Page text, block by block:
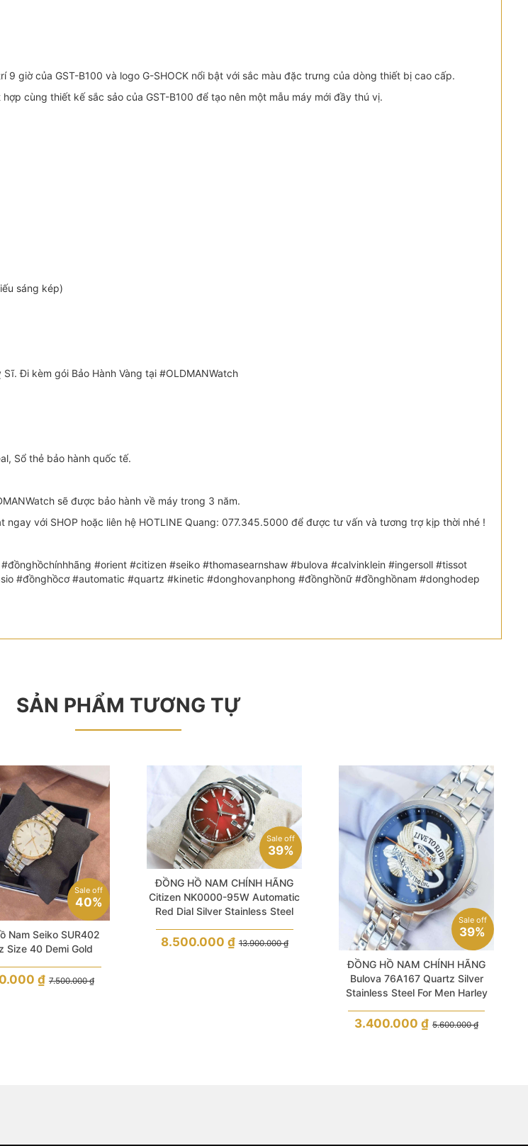
giờ của GST-B100 và logo G-SHOCK nổi bật với sắc màu đặc trưng của dòng thiết bị cao cấp.
cùng thiết kế sắc sảo của GST-B100 để tạo nên một mẫu máy mới đầy thú vị.
sáng kép)
Đi kèm gói Bảo Hành Vàng tại #OLDMANWatch
Sổ thẻ bảo hành quốc tế.
sẽ được bảo hành về máy trong 3 năm.
ngay với SHOP hoặc liên hệ HOTLINE Quang: 077.345.5000 để được tư vấn và tương trợ kịp thời nhé !
#orient #citizen #seiko #thomasearnshaw #bulova #calvinklein #ingersoll #tissot
#đồnghồcơ #automatic #quartz #kinetic #donghovanphong #đồnghồnữ #đồnghồnam #donghodep
SẢN PHẨM TƯƠNG TỰ
Sale off
40%
Nam Seiko SUR402
Size 40 Demi Gold
7.500.000₫
₫
Sale off
39%
ĐỒNG HỒ NAM CHÍNH HÃNG
Citizen NK0000-95W Automatic
Red Dial Silver Stainless Steel
13.900.000₫
8.500.000 ₫
Sale off
39%
ĐỒNG HỒ NAM CHÍNH HÃNG
Bulova 76A167 Quartz Silver
Stainless Steel For Men Harley
5.600.000₫
3.400.000₫